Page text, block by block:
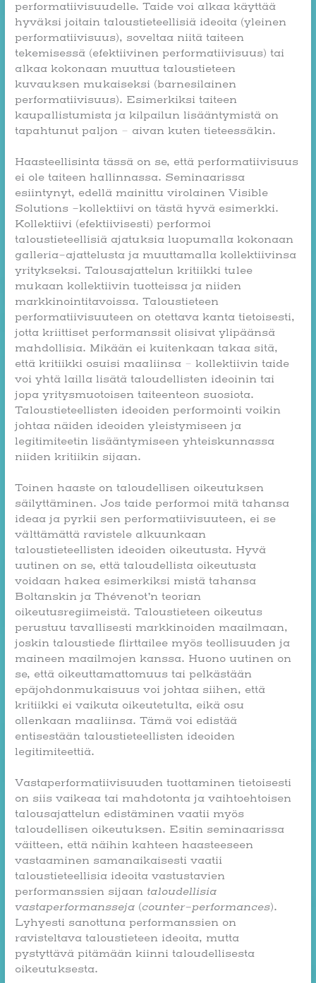
performatiivisuudelle. Taide voi alkaa käyttää
hyväksi joitain taloustieteellisiä ideoita (yleinen
performatiivisuus), soveltaa niitä taiteen
tekemisessä (efektiivinen performatiivisuus) tai
alkaa kokonaan muuttua taloustieteen
kuvauksen mukaiseksi (barnesilainen
performatiivisuus). Esimerkiksi taiteen
kaupallistumista ja kilpailun lisääntymistä on
tapahtunut paljon – aivan kuten tieteessäkin.
Haasteellisinta tässä on se, että performatiivisuus
ei ole taiteen hallinnassa. Seminaarissa
esiintynyt, edellä mainittu virolainen Visible
Solutions -kollektiivi on tästä hyvä esimerkki.
Kollektiivi (efektiivisesti) performoi
taloustieteellisiä ajatuksia luopumalla kokonaan
galleria-ajattelusta ja muuttamalla kollektiivinsa
yritykseksi. Talousajattelun kritiikki tulee
mukaan kollektiivin tuotteissa ja niiden
markkinointitavoissa. Taloustieteen
performatiivisuuteen on otettava kanta tietoisesti,
jotta kriittiset performanssit olisivat ylipäänsä
mahdollisia. Mikään ei kuitenkaan takaa sitä,
että kritiikki osuisi maaliinsa – kollektiivin taide
voi yhtä lailla lisätä taloudellisten ideoinin tai
jopa yritysmuotoisen taiteenteon suosiota.
Taloustieteellisten ideoiden performointi voikin
johtaa näiden ideoiden yleistymiseen ja
legitimiteetin lisääntymiseen yhteiskunnassa
niiden kritiikin sijaan.
Toinen haaste on taloudellisen oikeutuksen
säilyttäminen. Jos taide performoi mitä tahansa
ideaa ja pyrkii sen performatiivisuuteen, ei se
välttämättä ravistele alkuunkaan
taloustieteellisten ideoiden oikeutusta. Hyvä
uutinen on se, että taloudellista oikeutusta
voidaan hakea esimerkiksi mistä tahansa
Boltanskin ja Thévenot’n teorian
oikeutusregiimeistä. Taloustieteen oikeutus
perustuu tavallisesti markkinoiden maailmaan,
joskin taloustiede flirttailee myös teollisuuden ja
maineen maailmojen kanssa. Huono uutinen on
se, että oikeuttamattomuus tai pelkästään
epäjohdonmukaisuus voi johtaa siihen, että
kritiikki ei vaikuta oikeutetulta, eikä osu
ollenkaan maaliinsa. Tämä voi edistää
entisestään taloustieteellisten ideoiden
legitimiteettiä.
Vastaperformatiivisuuden tuottaminen tietoisesti
on siis vaikeaa tai mahdotonta ja vaihtoehtoisen
talousajattelun edistäminen vaatii myös
taloudellisen oikeutuksen. Esitin seminaarissa
väitteen, että näihin kahteen haasteeseen
vastaaminen samanaikaisesti vaatii
taloustieteellisia ideoita vastustavien
performanssien sijaan taloudellisia
vastaperformansseja (counter-performances).
Lyhyesti sanottuna performanssien on
ravisteltava taloustieteen ideoita, mutta
pystyttävä pitämään kiinni taloudellisesta
oikeutuksesta.